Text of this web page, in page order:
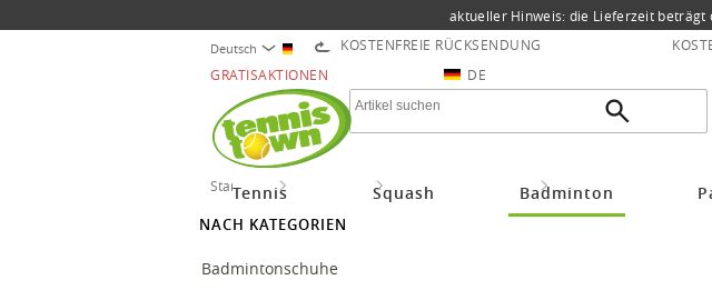
aktueller Hinweis: die Lieferzeit
Deutsch KOSTENFREIE RÜCKSENDUNG
GRATISAKTIONEN
DE
Tennis Squash Badminton
Startseite Badmintonbekleidung Badmintonbekleidung
NACH KATEGORIEN
Badmintonschuhe